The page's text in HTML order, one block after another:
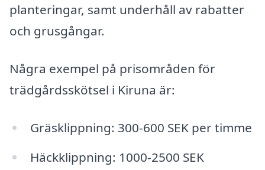
planteringar, samt underhåll av rabatter
och grusgångar.
Några exempel på prisområden för
trädgårdsskötsel i Kiruna är:
Gräsklippning: 300-600 SEK per timme
Häckklippning: 1000-2500 SEK